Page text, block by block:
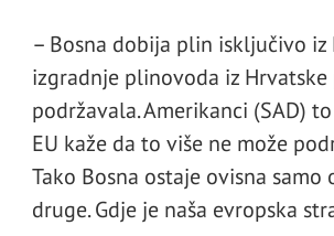
– Bosna dobija plin isključivo iz
izgradnje plinovoda iz
podržavala. Amerikanci (SAD)
EU kaže da to više ne može
Tako Bosna ostaje ovisna
druge. Gdje je naša evropska